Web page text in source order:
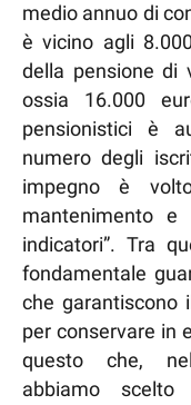
medio annuo di
è vicino agli
della pensione di
ossia 16.000
pensionistici è
numero degli
impegno è
mantenimento e
indicatori”. Tra
fondamentale
che garantiscono
per conservare in
questo che,
abbiamo